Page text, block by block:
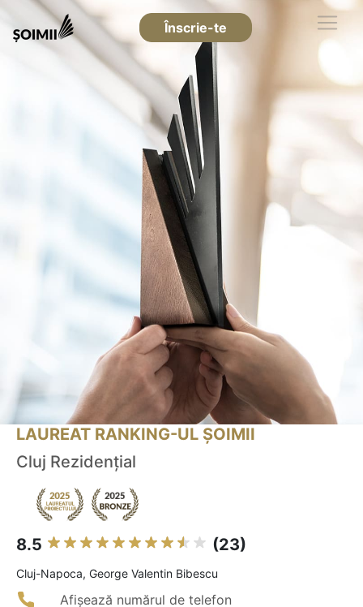
Înscrie-te
LAUREAT RANKING-UL ȘOIMII
Cluj Rezidențial
8.5 (23)
Cluj-Napoca, George Valentin Bibescu
Afișează numărul de telefon